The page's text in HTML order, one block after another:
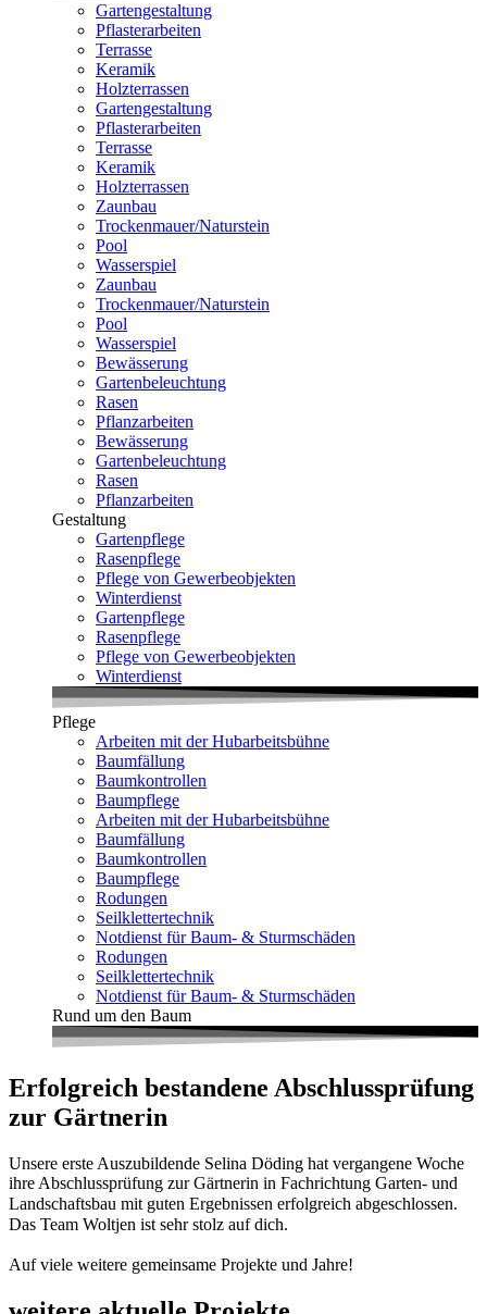
Gartengestaltung
Pflasterarbeiten
Terrasse
Keramik
Holzterrassen
Gartengestaltung
Pflasterarbeiten
Terrasse
Keramik
Holzterrassen
Zaunbau
Trockenmauer/Naturstein
Pool
Wasserspiel
Zaunbau
Trockenmauer/Naturstein
Pool
Wasserspiel
Bewässerung
Gartenbeleuchtung
Rasen
Pflanzarbeiten
Bewässerung
Gartenbeleuchtung
Rasen
Pflanzarbeiten
Gestaltung
Gartenpflege
Rasenpflege
Pflege von Gewerbeobjekten
Winterdienst
Gartenpflege
Rasenpflege
Pflege von Gewerbeobjekten
Winterdienst
Pflege
Arbeiten mit der Hubarbeitsbühne
Baumfällung
Baumkontrollen
Baumpflege
Arbeiten mit der Hubarbeitsbühne
Baumfällung
Baumkontrollen
Baumpflege
Rodungen
Seilklettertechnik
Notdienst für Baum- & Sturmschäden
Rodungen
Seilklettertechnik
Notdienst für Baum- & Sturmschäden
Rund um den Baum
Erfolgreich bestandene Abschlussprüfung
zur Gärtnerin
Unsere erste Auszubildende Selina Döding hat vergangene Woche
ihre Abschlussprüfung zur Gärtnerin in Fachrichtung Garten- und
Landschaftsbau mit guten Ergebnissen erfolgreich abgeschlossen.⠀
Das Team Woltjen ist sehr stolz auf dich. ⠀
Auf viele weitere gemeinsame Projekte und Jahre!